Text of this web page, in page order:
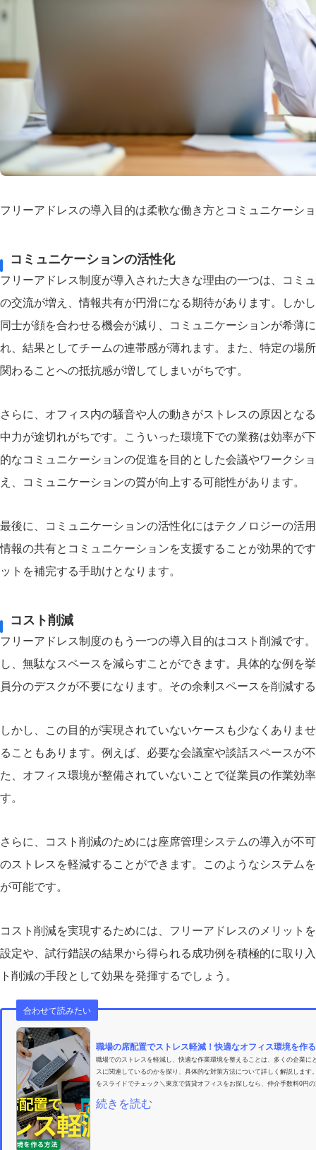
フリーアドレスの導入目的は柔軟な働き方とコミュニケーシ
コミュニケーションの活性化
フリーアドレス制度が導入された大きな理由の一つは、コミ
の交流が増え、情報共有が円滑になる期待があります。しか
同士が顔を合わせる機会が減り、コミュニケーションが希薄
れ、結果としてチームの連帯感が薄れます。また、特定の場
関わることへの抵抗感が増してしまいがちです。
さらに、オフィス内の騒音や人の動きがストレスの原因とな
中力が途切れがちです。こういった環境下での業務は効率が
的なコミュニケーションの促進を目的とした会議やワークシ
え、コミュニケーションの質が向上する可能性があります。
最後に、コミュニケーションの活性化にはテクノロジーの活
情報の共有とコミュニケーションを支援することが効果的で
ットを補完する手助けとなります。
コスト削減
フリーアドレス制度のもう一つの導入目的はコスト削減です
し、無駄なスペースを減らすことができます。具体的な例
員分のデスクが不要になります。その余剰スペースを削減す
しかし、この目的が実現されていないケースも少なくあり
ることもあります。例えば、必要な会議室や談話スペースが
た、オフィス環境が整備されていないことで従業員の作業効
す。
さらに、コスト削減のためには座席管理システムの導入が不
のストレスを軽減することができます。このようなシステム
が可能です。
コスト削減を実現するためには、フリーアドレスのメリット
設定や、試行錯誤の結果から得られる成功例を積極的に取り
ト削減の手段として効果を発揮するでしょう。
合わせて読みたい
職場の席配置でストレス軽減！快適なオフィス環境を作
職場でのストレスを軽減し、快適な作業環境を整えることは、多くの企業
スに関連しているのかを探り、具体的な対策方法について詳しく解説しま
をスライドでチェック＼東京で賃貸オフィスをお探しなら、仲介手数料0円
続きを読む